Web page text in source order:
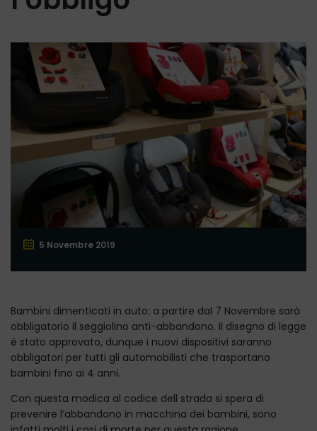
5 Novembre 2019
Bambini dimenticati in auto: a partire dal 7 Novembre sarà
obbligatorio il seggiolino anti-abbandono. Il disegno di legge
è stato approvato, dunque i nuovi dispositivi saranno
obbligatori per tutti gli automobilisti che trasportano
bambini fino ai 4 anni.
Con questa modica al codice dell strada si spera di
prevenire l’abbandono in macchina dei bambini, sono